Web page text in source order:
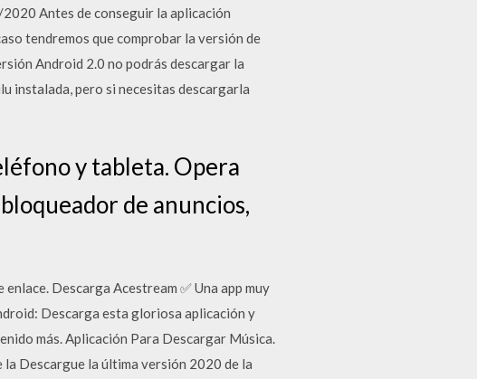
Antes de conseguir la aplicación
tendremos que comprobar la versión de
Android 2.0 no podrás descargar la
instalada, pero si necesitas descargarla
y tableta. Opera
de anuncios,
Descarga Acestream ✅ Una app muy
Descarga esta gloriosa aplicación y
más. Aplicación Para Descargar Música.
la Descargue la última versión 2020 de la